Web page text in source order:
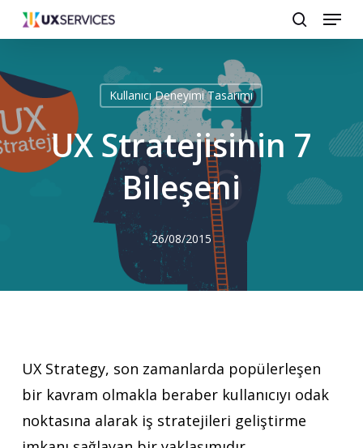
Skip
to
content
search
Menu
Kullanıcı Deneyimi Tasarımı
UX Stratejisinin 7
Bileşeni
26/08/2015
UX Strategy, son zamanlarda popülerleşen
bir kavram olmakla beraber kullanıcıyı odak
noktasına alarak iş stratejileri geliştirme